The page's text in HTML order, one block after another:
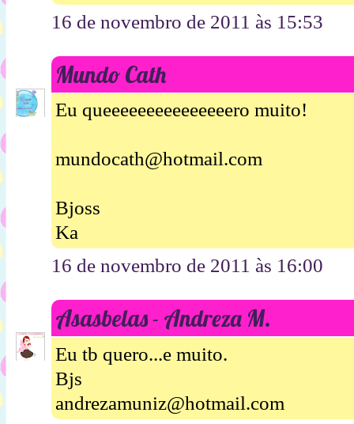
16 de novembro de 2011 às 15:53
Mundo Cath
Eu queeeeeeeeeeeeeeero muito!
mundocath@hotmail.com
Bjoss
Ka
16 de novembro de 2011 às 16:00
Asasbelas - Andreza M.
Eu tb quero...e muito.
Bjs
andrezamuniz@hotmail.com